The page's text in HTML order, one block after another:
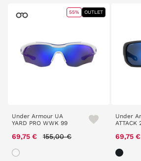
Under Armour UA
YARD PRO WWK 99
69,75 € Price reduced from
155,00 €
55% OUTLET
Under
ATTACK
69,75 €